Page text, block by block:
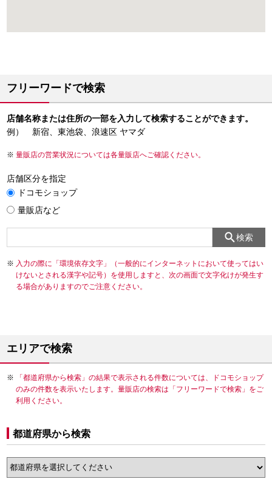
フリーワードで検索
店舗名称または住所の一部を入力して検索することができます。
例） 新宿、東池袋、浪速区 ヤマダ
量販店の営業状況については各量販店へご確認ください。
店舗区分を指定
ドコモショップ
量販店など
検索
入力の際に「環境依存文字」（一般的にインターネットにおいて使ってはい
けないとされる漢字や記号）を使用しますと、次の画面で文字化けが発生す
る場合がありますのでご注意ください。
エリアで検索
「都道府県から検索」の結果で表示される件数については、ドコモショップ
のみの件数を表示いたします。量販店の検索は「フリーワードで検索」をご
利用ください。
都道府県から検索